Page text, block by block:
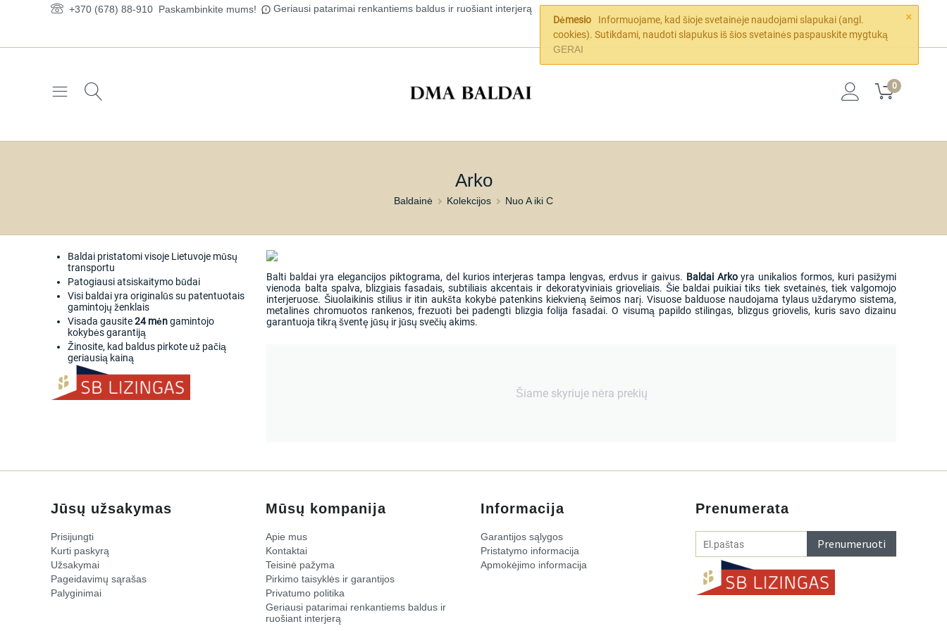
×
Dėmesio
Informuojame, kad šioje svetainėje naudojami slapukai (angl.
cookies). Sutikdami, naudoti slapukus iš šios svetainės paspauskite mygtuką
GERAI
+370 (678) 88-910 Paskambinkite mums! Geriausi patarimai renkantiems baldus ir ruošiant interjerą
0
Arko
Baldainė Kolekcijos Nuo A iki C
Baldai pristatomi visoje Lietuvoje mūsų
transportu
Patogiausi atsiskaitymo būdai
Visi baldai yra originalūs su patentuotais
gamintojų ženklais
Visada gausite24 mėngamintojo
kokybės garantiją
Žinosite, kad baldus pirkote už pačią
geriausią kainą
Balti baldai yra elegancijos piktograma, dėl kurios interjeras tampa lengvas, erdvus ir gaivus. Baldai Arkoyra unikalios formos, kuri pasižymi
vienoda balta spalva, blizgiais fasadais, subtiliais akcentais ir dekoratyviniais grioveliais. Šie baldai puikiai tiks tiek svetainės, tiek valgomojo
interjeruose. Šiuolaikinis stilius ir itin aukšta kokybė patenkins kiekvieną šeimos narį. Visuose balduose naudojama tylaus uždarymo sistema,
metalinės chromuotos rankenos, frezuoti bei padengti blizgia folija fasadai. O visumą papildo stilingas, blizgus griovelis, kuris savo dizainu
garantuoja tikrą šventę jūsų ir jūsų svečių akims.
Šiame skyriuje nėra prekių
Jūsų užsakymas
Prisijungti
Kurti paskyrą
Užsakymai
Pageidavimų sąrašas
Palyginimai
Mūsų kompanija
Apie mus
Kontaktai
Teisinė pažyma
Pirkimo taisyklės ir garantijos
Privatumo politika
​Geriausi patarimai renkantiems baldus ir
ruošiant interjerą​
Informacija
Garantijos sąlygos
Pristatymo informacija
Apmokėjimo informacija
Prenumerata
Prenumeruoti